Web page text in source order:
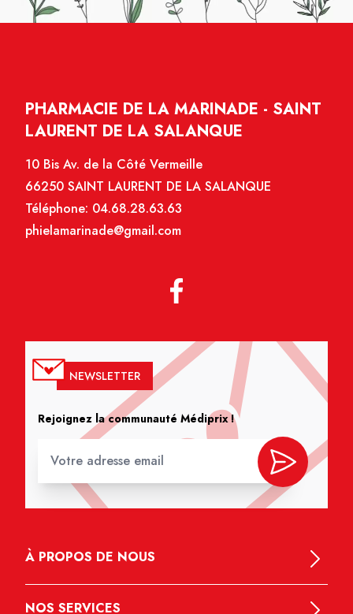
PHARMACIE DE LA MARINADE - SAINT
LAURENT DE LA SALANQUE
10 Bis Av. de la Côté Vermeille
66250 SAINT LAURENT DE LA SALANQUE
Téléphone: 04.68.28.63.63
phielamarinade@gmail.com
NEWSLETTER
Rejoignez la communauté Médiprix !
À PROPOS DE NOUS
NOS SERVICES